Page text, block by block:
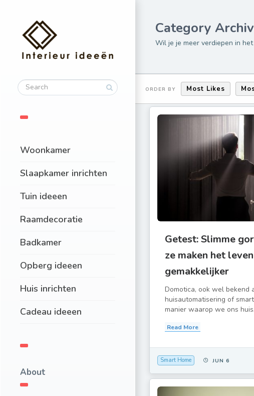
Woonkamer
Slaapkamer inrichten
Tuin ideeen
Raamdecoratie
Badkamer
Opberg ideeen
Huis inrichten
Cadeau ideeen
About
Category
Wil je je meer verdiepen in
ORDER BY Most Likes
Getest: Slimme
ze maken het leven
gemakkelijker
Domotica, ook wel bekend
huisautomatisering of
manier waarop we ons
Read More
Smart Home JUN 6